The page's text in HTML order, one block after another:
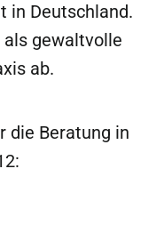
in Deutschland.
als gewaltvolle
ab.
die Beratung in